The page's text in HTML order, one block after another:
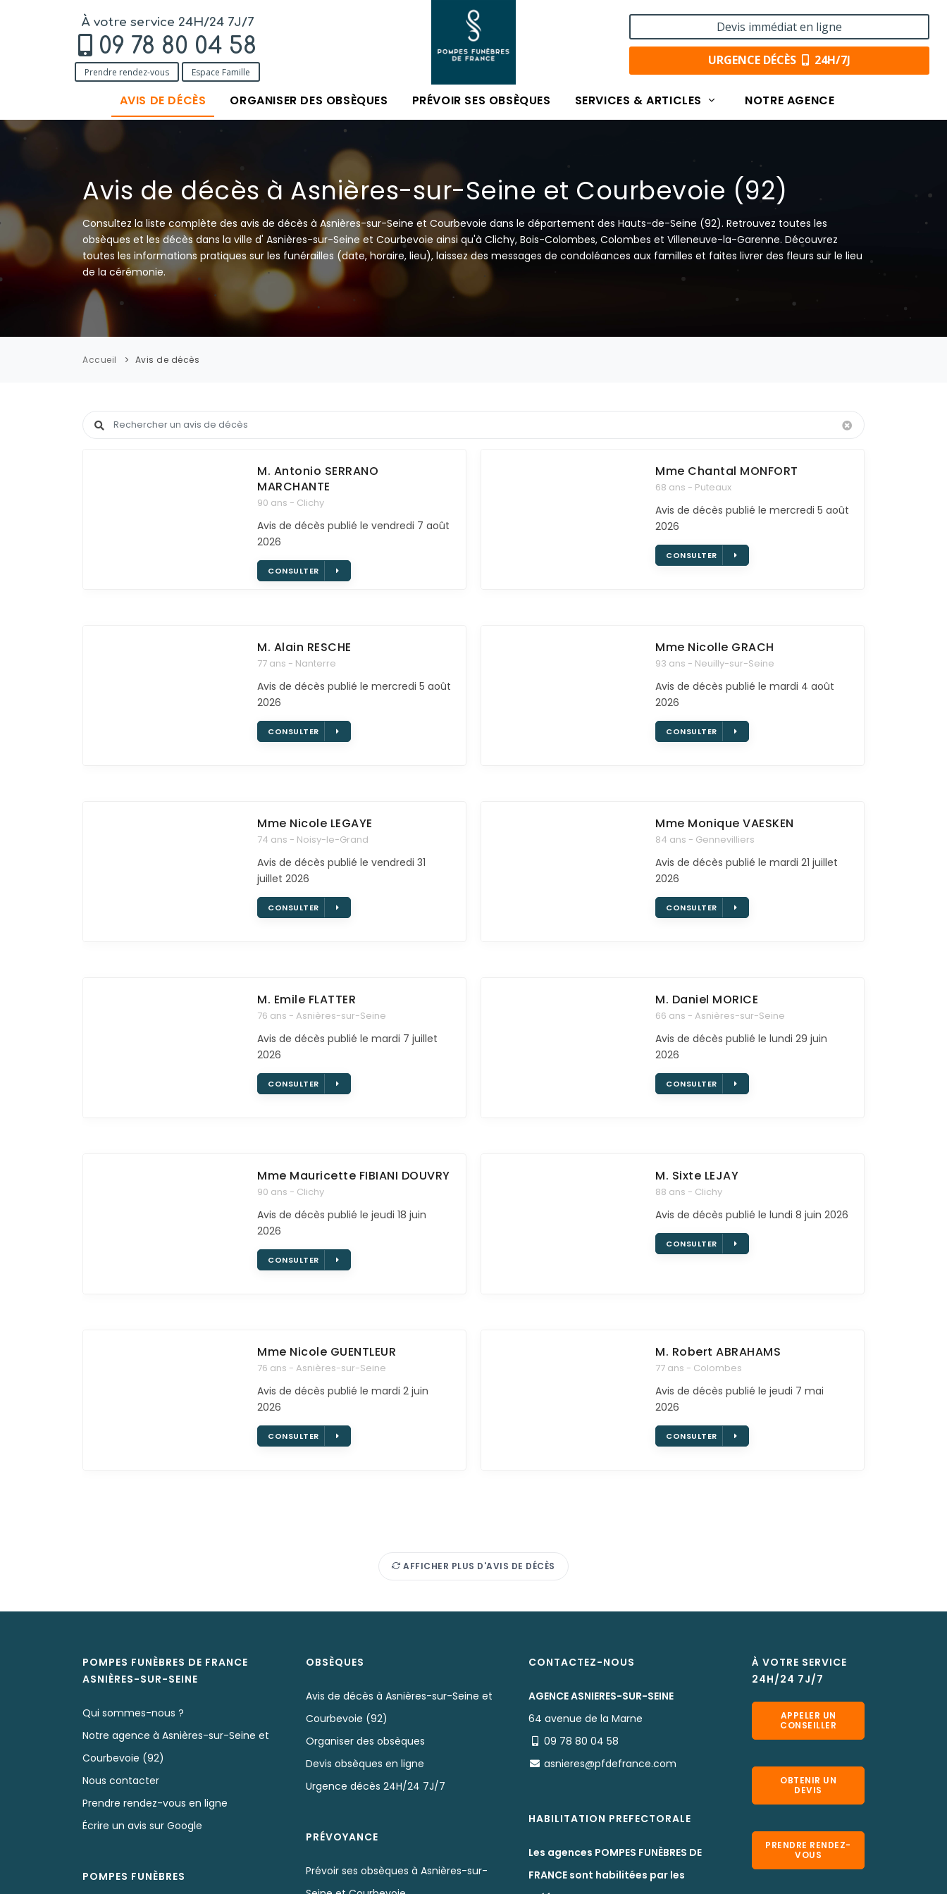
À votre service 24H/24 7J/7
09 78 80 04 58
Prendre rendez-vous Espace Famille
Devis immédiat en ligne
URGENCE DÉCÈS 24H/7J
AVIS DE DÉCÈS ORGANISER DES OBSÈQUES PRÉVOIR SES OBSÈQUES SERVICES & ARTICLES NOTRE AGENCE
Avis de décès à Asnières-sur-Seine et Courbevoie (92)
Consultez la liste complète des avis de décès à Asnières-sur-Seine et Courbevoie dans le département des Hauts-de-Seine (92). Retrouvez toutes les
obsèques et les décès dans la ville d' Asnières-sur-Seine et Courbevoie ainsi qu'à Clichy, Bois-Colombes, Colombes et Villeneuve-la-Garenne. Découvrez
toutes les informations pratiques sur les funérailles (date, horaire, lieu), laissez des messages de condoléances aux familles et faites livrer des fleurs sur le lieu
de la cérémonie.
Accueil Avis de décès
Rechercher un avis de décès Effacer
M. Antonio SERRANO
MARCHANTE
90 ans - Clichy
Avis de décès publié le vendredi 7 août
2026
CONSULTER
Mme Chantal MONFORT
68 ans - Puteaux
Avis de décès publié le mercredi 5 août
2026
CONSULTER
M. Alain RESCHE
77 ans - Nanterre
Avis de décès publié le mercredi 5 août
2026
CONSULTER
Mme Nicolle GRACH
93 ans - Neuilly-sur-Seine
Avis de décès publié le mardi 4 août
2026
CONSULTER
Mme Nicole LEGAYE
74 ans - Noisy-le-Grand
Avis de décès publié le vendredi 31
juillet 2026
CONSULTER
Mme MoniqueVAESKEN
84 ans - Gennevilliers
Avis de décès publié le mardi 21 juillet
2026
CONSULTER
M. Emile FLATTER
76 ans - Asnières-sur-Seine
Avis de décès publié le mardi 7 juillet
2026
CONSULTER
M. Daniel MORICE
66 ans - Asnières-sur-Seine
Avis de décès publié le lundi 29 juin
2026
CONSULTER
Mme Mauricette FIBIANI DOUVRY
90 ans - Clichy
Avis de décès publié le jeudi 18 juin
2026
CONSULTER
M. Sixte LEJAY
88 ans - Clichy
Avis de décès publié le lundi 8 juin 2026
CONSULTER
Mme Nicole GUENTLEUR
76 ans - Asnières-sur-Seine
Avis de décès publié le mardi 2 juin
2026
CONSULTER
M. RobertABRAHAMS
77 ans - Colombes
Avis de décès publié le jeudi 7 mai
2026
CONSULTER
AFFICHER PLUS D'AVIS DE DÉCÈS
POMPES FUNÈBRES DE FRANCE
ASNIÈRES-SUR-SEINE
Qui sommes-nous ?
Notre agence à Asnières-sur-Seine et
Courbevoie (92)
Nous contacter
Prendre rendez-vous en ligne
Écrire un avis sur Google
POMPES FUNÈBRES
OBSÈQUES
Avis de décès à Asnières-sur-Seine et
Courbevoie (92)
Organiser des obsèques
Devis obsèques en ligne
Urgence décès 24H/24 7J/7
PRÉVOYANCE
Prévoir ses obsèques à Asnières-sur-
CONTACTEZ-NOUS
AGENCE ASNIERES-SUR-SEINE
64 avenue de la Marne
09 78 80 04 58
asnieres@pfdefrance.com
HABILITATION PREFECTORALE
Les agences POMPES FUNÈBRES DE
FRANCE sont habilitées par les
À VOTRE SERVICE
24H/24 7J/7
APPELER UN
CONSEILLER
OBTENIR UN
DEVIS
PRENDRE RENDEZ-
VOUS